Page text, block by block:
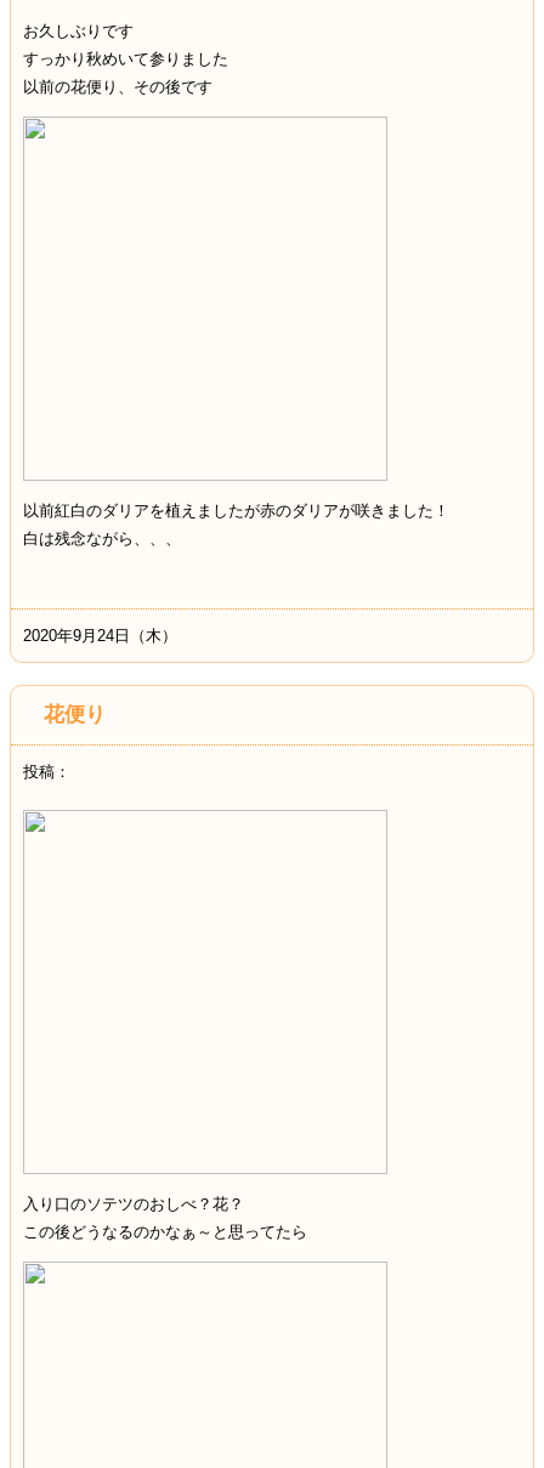
お久しぶりです
すっかり秋めいて参りました
以前の花便り、その後です
以前紅白のダリアを植えましたが赤のダリアが咲きました！
白は残念ながら、、、
2020年9月24日（木）
花便り
投稿：
入り口のソテツのおしべ？花？
この後どうなるのかなぁ～と思ってたら